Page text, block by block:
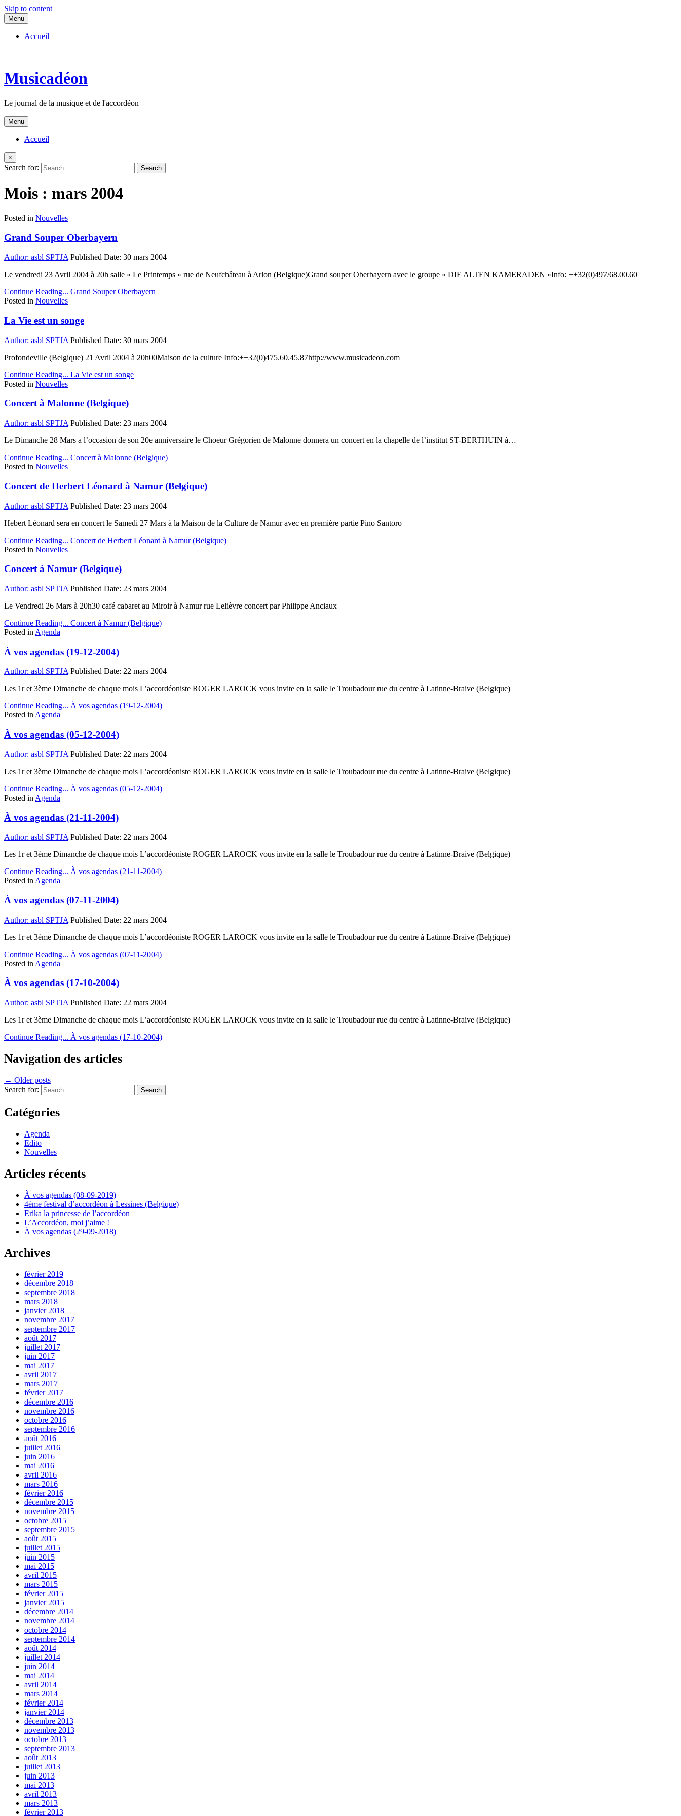
Skip to content
Menu
Accueil
Musicadéon
Le journal de la musique et de l'accordéon
Menu
Accueil
×
Search for:
Mois : mars 2004
Posted in Nouvelles
Grand Souper Oberbayern
Author: asbl SPTJA Published Date: 30 mars 2004
Le vendredi 23 Avril 2004 à 20h salle « Le Printemps » rue de Neufchâteau à Arlon (Belgique)Grand souper Oberbayern avec le groupe « DIE ALTEN KAMERADEN »Info: ++32(0)497/68.00.60
Continue Reading... Grand Souper Oberbayern
Posted in Nouvelles
La Vie est un songe
Author: asbl SPTJA Published Date: 30 mars 2004
Profondeville (Belgique) 21 Avril 2004 à 20h00Maison de la culture Info:++32(0)475.60.45.87http://www.musicadeon.com
Continue Reading... La Vie est un songe
Posted in Nouvelles
Concert à Malonne (Belgique)
Author: asbl SPTJA Published Date: 23 mars 2004
Le Dimanche 28 Mars a l’occasion de son 20e anniversaire le Choeur Grégorien de Malonne donnera un concert en la chapelle de l’institut ST-BERTHUIN à…
Continue Reading... Concert à Malonne (Belgique)
Posted in Nouvelles
Concert de Herbert Léonard à Namur (Belgique)
Author: asbl SPTJA Published Date: 23 mars 2004
Hebert Léonard sera en concert le Samedi 27 Mars à la Maison de la Culture de Namur avec en première partie Pino Santoro
Continue Reading... Concert de Herbert Léonard à Namur (Belgique)
Posted in Nouvelles
Concert à Namur (Belgique)
Author: asbl SPTJA Published Date: 23 mars 2004
Le Vendredi 26 Mars à 20h30 café cabaret au Miroir à Namur rue Lelièvre concert par Philippe Anciaux
Continue Reading... Concert à Namur (Belgique)
Posted in Agenda
À vos agendas (19-12-2004)
Author: asbl SPTJA Published Date: 22 mars 2004
Les 1r et 3ème Dimanche de chaque mois L’accordéoniste ROGER LAROCK vous invite en la salle le Troubadour rue du centre à Latinne-Braive (Belgique)
Continue Reading... À vos agendas (19-12-2004)
Posted in Agenda
À vos agendas (05-12-2004)
Author: asbl SPTJA Published Date: 22 mars 2004
Les 1r et 3ème Dimanche de chaque mois L’accordéoniste ROGER LAROCK vous invite en la salle le Troubadour rue du centre à Latinne-Braive (Belgique)
Continue Reading... À vos agendas (05-12-2004)
Posted in Agenda
À vos agendas (21-11-2004)
Author: asbl SPTJA Published Date: 22 mars 2004
Les 1r et 3ème Dimanche de chaque mois L’accordéoniste ROGER LAROCK vous invite en la salle le Troubadour rue du centre à Latinne-Braive (Belgique)
Continue Reading... À vos agendas (21-11-2004)
Posted in Agenda
À vos agendas (07-11-2004)
Author: asbl SPTJA Published Date: 22 mars 2004
Les 1r et 3ème Dimanche de chaque mois L’accordéoniste ROGER LAROCK vous invite en la salle le Troubadour rue du centre à Latinne-Braive (Belgique)
Continue Reading... À vos agendas (07-11-2004)
Posted in Agenda
À vos agendas (17-10-2004)
Author: asbl SPTJA Published Date: 22 mars 2004
Les 1r et 3ème Dimanche de chaque mois L’accordéoniste ROGER LAROCK vous invite en la salle le Troubadour rue du centre à Latinne-Braive (Belgique)
Continue Reading... À vos agendas (17-10-2004)
Navigation des articles
← Older posts
Search for:
Catégories
Agenda
Edito
Nouvelles
Articles récents
À vos agendas (08-09-2019)
4ème festival d’accordéon à Lessines (Belgique)
Erika la princesse de l’accordéon
L’Accordéon, moi j’aime !
À vos agendas (29-09-2018)
Archives
février 2019
décembre 2018
septembre 2018
mars 2018
janvier 2018
novembre 2017
septembre 2017
août 2017
juillet 2017
juin 2017
mai 2017
avril 2017
mars 2017
février 2017
décembre 2016
novembre 2016
octobre 2016
septembre 2016
août 2016
juillet 2016
juin 2016
mai 2016
avril 2016
mars 2016
février 2016
décembre 2015
novembre 2015
octobre 2015
septembre 2015
août 2015
juillet 2015
juin 2015
mai 2015
avril 2015
mars 2015
février 2015
janvier 2015
décembre 2014
novembre 2014
octobre 2014
septembre 2014
août 2014
juillet 2014
juin 2014
mai 2014
avril 2014
mars 2014
février 2014
janvier 2014
décembre 2013
novembre 2013
octobre 2013
septembre 2013
août 2013
juillet 2013
juin 2013
mai 2013
avril 2013
mars 2013
février 2013